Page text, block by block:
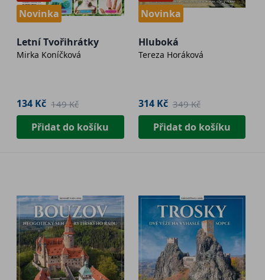
Novinka
Letní Tvořihrátky
Mirka Koníčková
134 Kč 149 Kč
Přidat do košíku
Novinka
Hluboká
Tereza Horáková
314 Kč 349 Kč
Přidat do košíku